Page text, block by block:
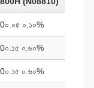
0০.০৫ ০.১০%
0০.১৫ ০.৬০%
0০.১৫ ০.৬০%